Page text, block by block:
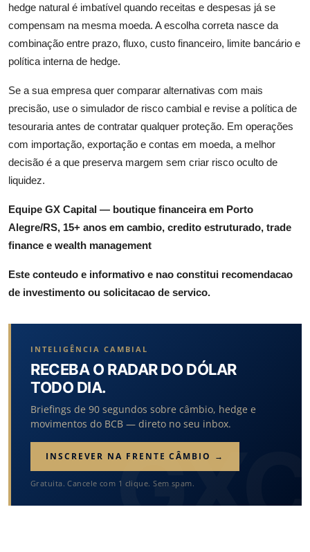
hedge natural é imbatível quando receitas e despesas já se
compensam na mesma moeda. A escolha correta nasce da
combinação entre prazo, fluxo, custo financeiro, limite bancário e
política interna de hedge.
Se a sua empresa quer comparar alternativas com mais
precisão, use o simulador de risco cambial e revise a política de
tesouraria antes de contratar qualquer proteção. Em operações
com importação, exportação e contas em moeda, a melhor
decisão é a que preserva margem sem criar risco oculto de
liquidez.
Equipe GX Capital — boutique financeira em Porto
Alegre/RS, 15+ anos em cambio, credito estruturado, trade
finance e wealth management
Este conteudo e informativo e nao constitui recomendacao
de investimento ou solicitacao de servico.
INTELIGÊNCIA CAMBIAL
RECEBA O RADAR DO DÓLAR
TODO DIA.
Briefings de 90 segundos sobre câmbio, hedge e
movimentos do BCB — direto no seu inbox.
INSCREVER NA FRENTE CÂMBIO →
Gratuita. Cancele com 1 clique. Sem spam.